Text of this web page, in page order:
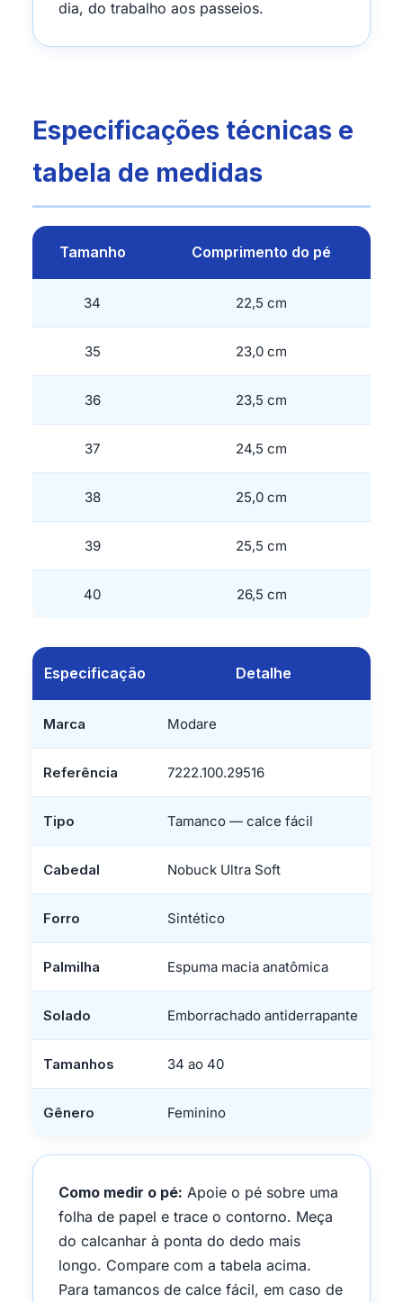
dia, do trabalho aos passeios.
Especificações técnicas e
tabela de medidas
Tamanho Comprimento do pé
34 22,5 cm
35 23,0 cm
36 23,5 cm
37 24,5 cm
38 25,0 cm
39 25,5 cm
40 26,5 cm
Especificação Detalhe
Marca Modare
Referência 7222.100.29516
Tipo Tamanco — calce fácil
Cabedal Nobuck Ultra Soft
Forro Sintético
Palmilha Espuma macia anatômica
Solado Emborrachado antiderrapante
Tamanhos 34 ao 40
Gênero Feminino
Como medir o pé: Apoie o pé sobre uma
folha de papel e trace o contorno. Meça
do calcanhar à ponta do dedo mais
longo. Compare com a tabela acima.
Para tamancos de calce fácil, em caso de